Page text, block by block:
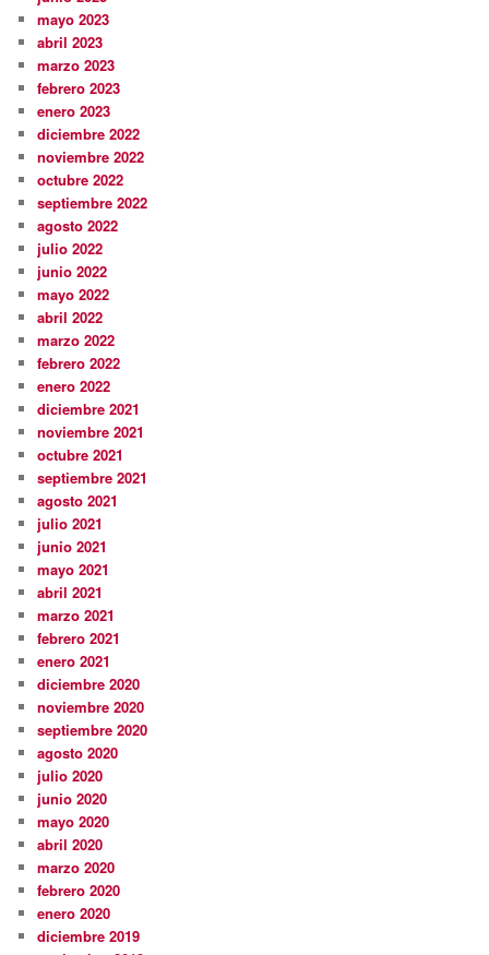
mayo 2023
abril 2023
marzo 2023
febrero 2023
enero 2023
diciembre 2022
noviembre 2022
octubre 2022
septiembre 2022
agosto 2022
julio 2022
junio 2022
mayo 2022
abril 2022
marzo 2022
febrero 2022
enero 2022
diciembre 2021
noviembre 2021
octubre 2021
septiembre 2021
agosto 2021
julio 2021
junio 2021
mayo 2021
abril 2021
marzo 2021
febrero 2021
enero 2021
diciembre 2020
noviembre 2020
septiembre 2020
agosto 2020
julio 2020
junio 2020
mayo 2020
abril 2020
marzo 2020
febrero 2020
enero 2020
diciembre 2019